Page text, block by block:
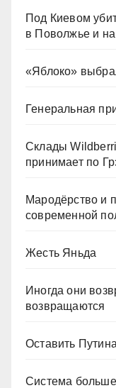
Под Киевом
в Поволжье и
«Яблоко»
Генеральная
Склады
принимает по
Мародёрство и
современной
Жесть Яньда
Иногда они
возвращаются
Оставить
Система